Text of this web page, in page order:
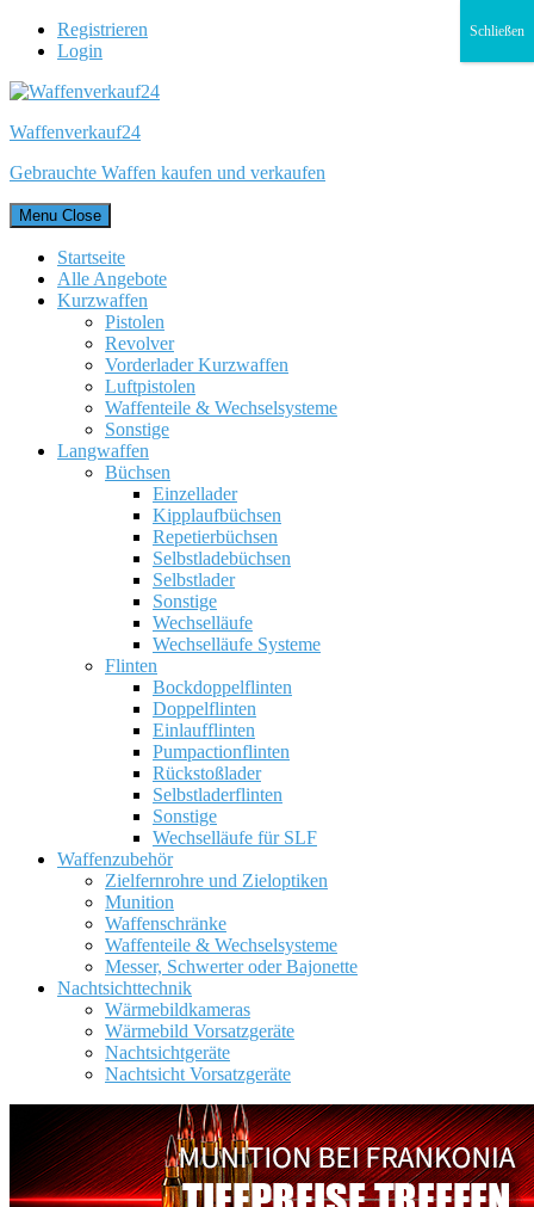
Registrieren
Login
Waffenverkauf24
Gebrauchte Waffen kaufen und verkaufen
Menu Close
Startseite
Alle Angebote
Kurzwaffen
Pistolen
Revolver
Vorderlader Kurzwaffen
Luftpistolen
Waffenteile & Wechselsysteme
Sonstige
Langwaffen
Büchsen
Einzellader
Kipplaufbüchsen
Repetierbüchsen
Selbstladebüchsen
Selbstlader
Sonstige
Wechselläufe
Wechselläufe Systeme
Flinten
Bockdoppelflinten
Doppelflinten
Einlaufflinten
Pumpactionflinten
Rückstoßlader
Selbstladerflinten
Sonstige
Wechselläufe für SLF
Waffenzubehör
Zielfernrohre und Zieloptiken
Munition
Waffenschränke
Waffenteile & Wechselsysteme
Messer, Schwerter oder Bajonette
Nachtsichttechnik
Wärmebildkameras
Wärmebild Vorsatzgeräte
Nachtsichtgeräte
Nachtsicht Vorsatzgeräte
Schließen